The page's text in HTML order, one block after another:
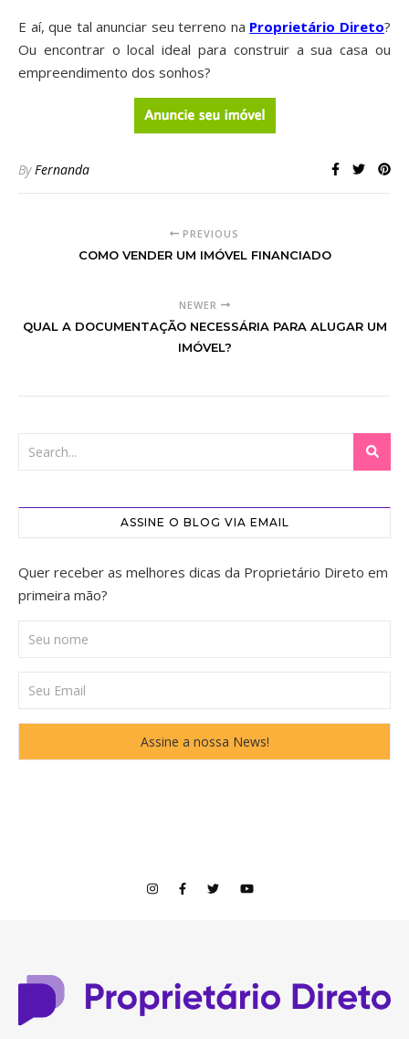
E aí, que tal anunciar seu terreno na Proprietário Direto?
Ou encontrar o local ideal para construir a sua casa ou
empreendimento dos sonhos?
By Fernanda
PREVIOUS
COMO VENDER UM IMÓVEL FINANCIADO
NEWER
QUAL A DOCUMENTAÇÃO NECESSÁRIA PARA ALUGAR UM
IMÓVEL?
ASSINE O BLOG VIA EMAIL
Quer receber as melhores dicas da Proprietário Direto em
primeira mão?